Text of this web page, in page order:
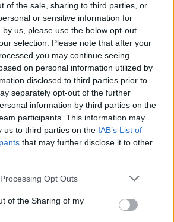
of the sale, sharing to third parties, or
or sensitive information for
us, please use the below opt-out
selection. Please note that after your
you may continue seeing
on personal information utilized by
disclosed to third parties prior to
separately opt-out of the further
information by third parties on the
participants. This information may
us to third parties on the IAB’s List of
that may further disclose it to other
website/app uses one or more Google
or usage behaviour. You may click to
to Google and its third-party tags to
Opt Outs
of the Sharing of my
de erre egy egészen másféle
mint egy történelmi dráma,
Tégláról téglára. Együtt rakjuk a
Próbáljuk megtalálni a
és mégis hiteles megoldást.